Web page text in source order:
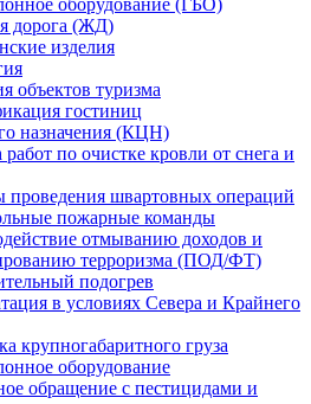
оборудование (ГБО)
дорога (ЖД)
изделия
объектов туризма
гостиниц
назначения (КЦН)
по очистке кровли от снега и
проведения швартовных операций
пожарные команды
отмыванию доходов и
терроризма (ПОД/ФТ)
подогрев
в условиях Севера и Крайнего
крупногабаритного груза
оборудование
обращение с пестицидами и